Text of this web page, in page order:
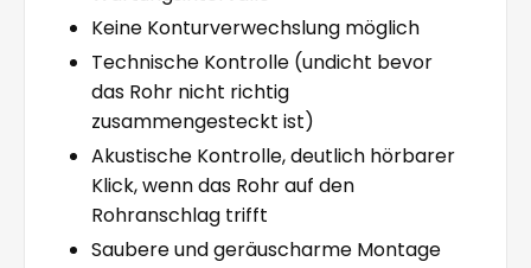
Keine Konturverwechslung möglich
Technische Kontrolle (undicht bevor
das Rohr nicht richtig
zusammengesteckt ist)
Akustische Kontrolle, deutlich hörbarer
Klick, wenn das Rohr auf den
Rohranschlag trifft
Saubere und geräuscharme Montage